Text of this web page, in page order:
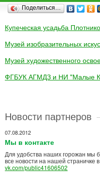
Поделиться…
Купеческая усадьба
Музей изобразительных
Музей художественного
ФГБУК АГМДЗ и НИ "Малые
Новости партнеров
07.08.2012
Мы в контакте
Для удобства наших горожан мы
все новости на нашей страничке
vk.com/public41606502